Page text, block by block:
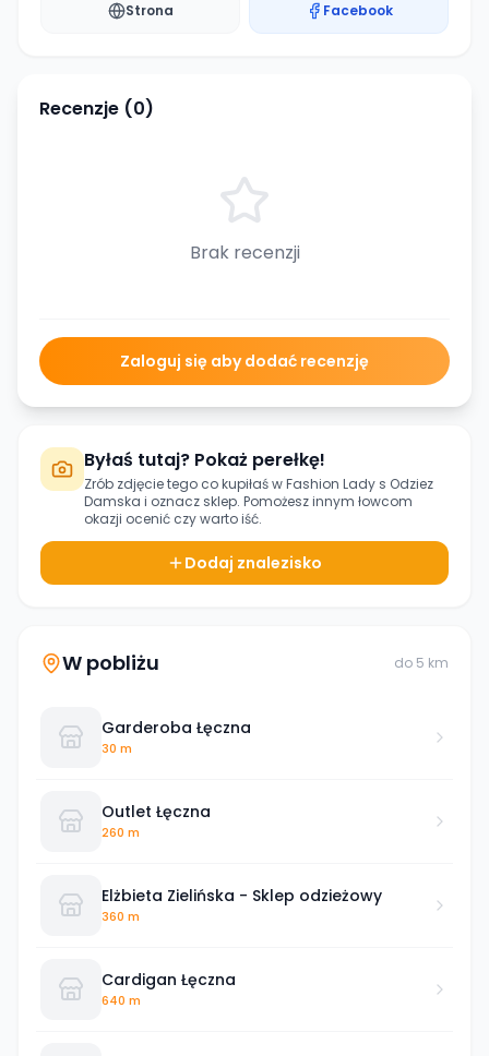
Strona Facebook
Recenzje (0)
Brak recenzji
Zaloguj się aby dodać recenzję
Byłaś tutaj? Pokaż perełkę!
Zrób zdjęcie tego co kupiłaś wFashion Lady s Odziez
Damska i oznacz sklep. Pomożesz innym łowcom
okazji ocenić czy warto iść.
Dodaj znalezisko
W pobliżu do 5 km
Garderoba Łęczna
30 m
Outlet Łęczna
260 m
Elżbieta Zielińska - Sklep odzieżowy
360 m
Cardigan Łęczna
640 m